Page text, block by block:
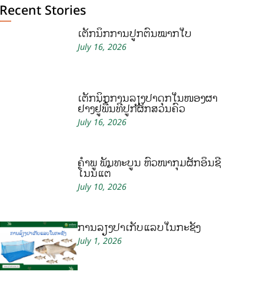
Recent Stories
ເຕັກນິກການປູກຕົ້ນໝາກໃບ
July 16, 2026
ເຕັກນິກການລ້ຽງປາດຸກໃນໜອງຜ້າ
ຢາງຢູ່ພື້ນທີ່ປູກຜັກສວນຄົວ
July 16, 2026
ຄໍາພູ ພັນທະບູນ ຫົວໜ້າກຸ່ມຜັກອິນຊີ
ໂນນແຕ້
July 10, 2026
ການລ້ຽງປາເກັບແລບໃນກະຊັງ
July 1, 2026